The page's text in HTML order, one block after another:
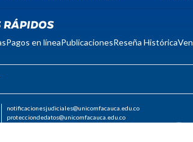
RÁPIDOS
Pagos en líneaPublicacionesReseña Histórica
notificacionesjudiciales@unicomfacauca.edu.co
protecciondedatos@unicomfacauca.edu.co